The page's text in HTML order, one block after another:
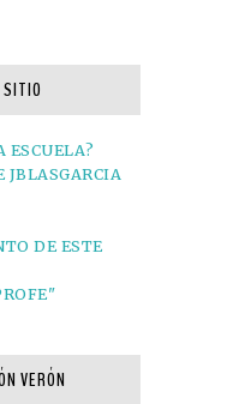
SITIO
ESCUELA?
JBLASGARCIA
DE ESTE
VERÓN